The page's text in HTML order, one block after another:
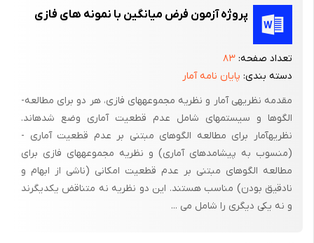
پروژه آزمون فرض میانگین با نمونه های فازی
تعداد صفحه: ۸۳
دسته بندی: پایان نامه آمار
مقدمه نظریه­­­­­­ی آمار و نظریه مجموعه­های فازی، هر دو برای مطالعه­
الگوها و سیستم­های شامل عدم قطعیت آماری وضع شده­اند.
نظریه­آمار برای مطالعه الگوهای مبتنی­ بر ­عدم قطعیت آماری ­
(منسوب به پیشامد­های آماری) و نظریه مجموعه­های فازی برای
مطالعه الگوهای مبتنی بر عدم قطعیت امکانی (ناشی از ابهام و
نادقیق بودن) مناسب هستند. این دو نظریه نه متناقض یکدیگرند
و نه یکی دیگری را شامل می ...